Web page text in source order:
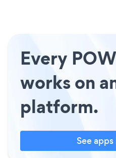
Every
works on
platform.
See